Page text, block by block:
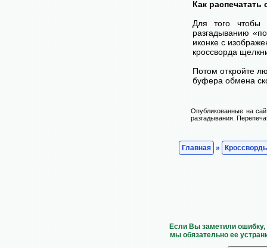
Как
Для того чтобы
разгадыванию
иконке с
кроссворда
Потом откройте
буфера обмена
Опубликованные на
разгадывания.
Главная »
Если Вы заметили
мы обязательно ее